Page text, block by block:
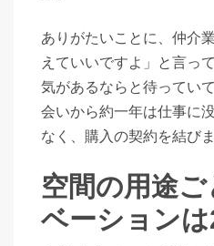
ありがたいことに、仲介
えていいですよ」と言っ
気があるならと待ってい
会いから約一年は仕事に
なく、購入の契約を結びま
空間の用途
ベーション